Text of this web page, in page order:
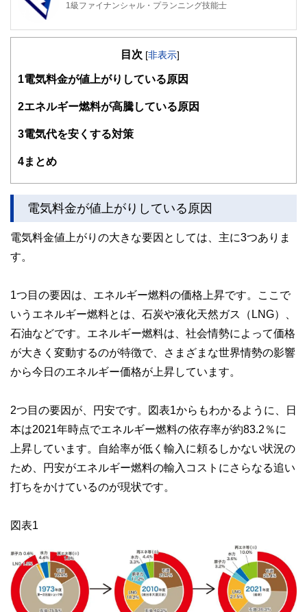
1級ファイナンシャル・プランニング技能士
目次 [非表示]
1 電気料金が値上がりしている原因
2エネルギー燃料が高騰している原因
3電気代を安くする対策
4まとめ
電気料金が値上がりしている原因
電気料金値上がりの大きな要因としては、主に3つありま
す。
1つ目の要因は、エネルギー燃料の価格上昇です。ここで
いうエネルギー燃料とは、石炭や液化天然ガス（LNG）、
石油などです。エネルギー燃料は、社会情勢によって価格
が大きく変動するのが特徴で、さまざまな世界情勢の影響
から今日のエネルギー価格が上昇しています。
2つ目の要因が、円安です。図表1からもわかるように、日
本は2021年時点でエネルギー燃料の依存率が約83.2％に
上昇しています。自給率が低く輸入に頼るしかない状況の
ため、円安がエネルギー燃料の輸入コストにさらなる追い
打ちをかけているのが現状です。
図表1